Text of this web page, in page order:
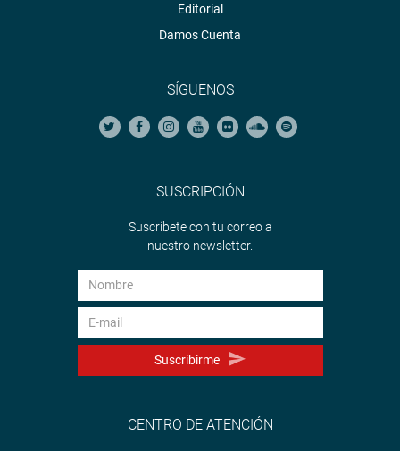
Editorial
Damos Cuenta
SÍGUENOS
SUSCRIPCIÓN
Suscríbete con tu correo a
nuestro newsletter.
Suscribirme
CENTRO DE ATENCIÓN